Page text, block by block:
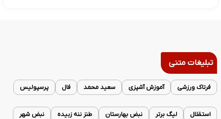
تبلیغات متنی
فرتاک ورزشی آموزش آشپزی سعید محمد فال پرسپولیس
استقلال لیگ برتر نبض بهارستان طنز ننه زبیده نبض شهر